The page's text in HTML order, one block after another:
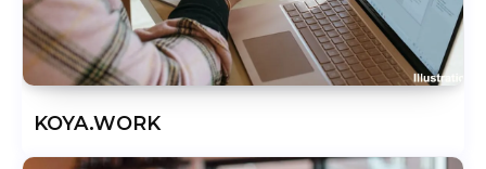
KOYA.WORK